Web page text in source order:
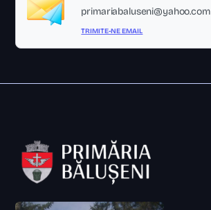
primariabaluseni@yahoo.com
TRIMITE-NE EMAIL